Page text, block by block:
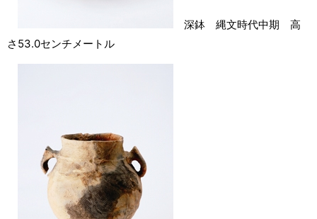
深鉢 縄文時代中期 高
さ53.0センチメートル